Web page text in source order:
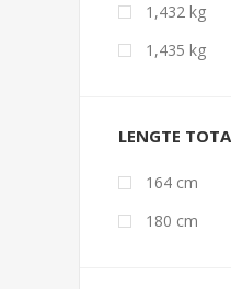
1,432 kg
1,435 kg
LENGTE
164 cm
180 cm